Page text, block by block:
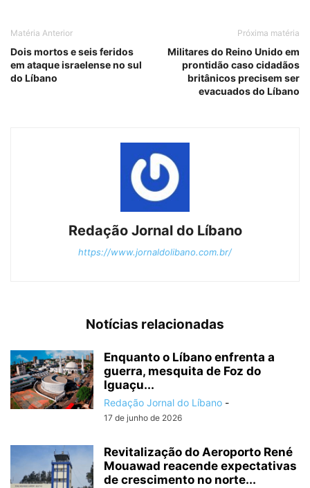
Matéria Anterior
Dois mortos e seis feridos
em ataque israelense no sul
do Líbano
Próxima matéria
Militares do Reino Unido em
prontidão caso cidadãos
britânicos precisem ser
evacuados do Líbano
Redação Jornal do Líbano
https://www.jornaldolibano.com.br/
Notícias relacionadas
Enquanto o Líbano enfrenta a
guerra, mesquita de Foz do
Iguaçu...
Redação Jornal do Líbano -
17 de junho de 2026
Revitalização do Aeroporto René
Mouawad reacende expectativas
de crescimento no norte...